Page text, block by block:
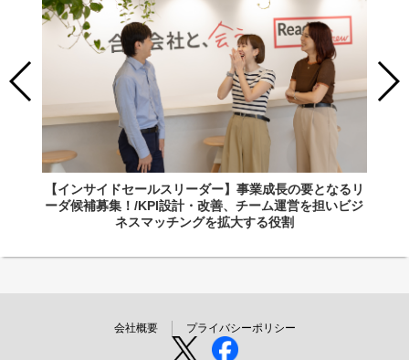
【インサイドセールスリーダー】事業成長の要となるリ
ーダ候補募集！/KPI設計・改善、チーム運営を担いビジ
ネスマッチングを拡大する役割
会社概要 プライバシーポリシー